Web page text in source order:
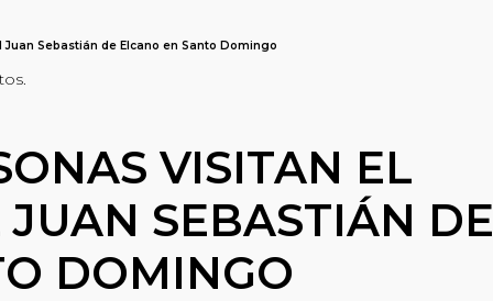
Sebastián de Elcano en Santo Domingo
VISITAN EL
SEBASTIÁN DE
DOMINGO